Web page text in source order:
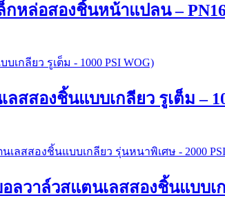
กหล่อสองชิ้นหน้าแปลน –
สสองชิ้นแบบเกลียว รูเต็ม –
อลวาล์วสแตนเลสสองชิ้นแบบเ